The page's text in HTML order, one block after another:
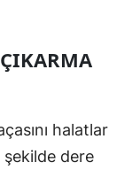
halatlar
şekilde dere